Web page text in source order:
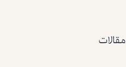
مقالات